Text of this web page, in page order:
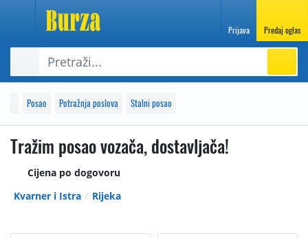
Prijava Predaj oglas
Posao Potražnja poslova Stalni posao
Tražim posao vozača, dostavljača!
Cijena po dogovoru
Kvarner i Istra
Rijeka